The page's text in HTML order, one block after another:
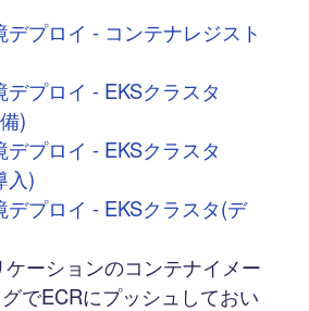
デプロイ - コンテナレジスト
デプロイ - EKSクラスタ
)
デプロイ - EKSクラスタ
入)
デプロイ - EKSクラスタ(デ
ーションのコンテナイメー
でECRにプッシュしておい